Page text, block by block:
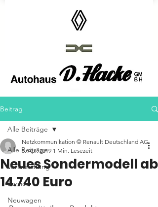
Autohaus D.Hacke GmbH
Beitrag
Alle Beiträge
Veranstaltung
Service
Neuwagen
Alle Beiträge
Neues Sondermodell ab
14.740 Euro
Netzkommunikation © Renault Deutschland AG
5. Apr. 2019 1 Min. Lesezeit